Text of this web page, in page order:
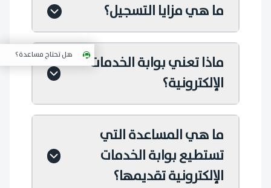
ما هي مزايا التسجيل؟
ماذا تعني بوابة الخدمات
الإلكترونية؟
ما هي المساعدة التي
تستطيع بوابة الخدمات
الإلكترونية تقديمها؟
هل تحتاج مساعدة؟